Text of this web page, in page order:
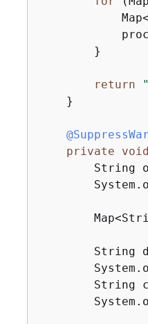
        }
return
    }
private
void
String
String
String